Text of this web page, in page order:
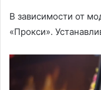
В зависимости от
«Прокси».